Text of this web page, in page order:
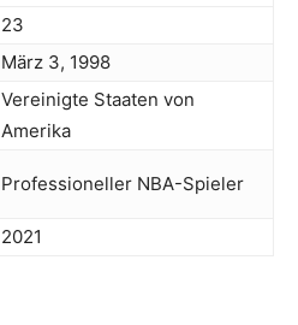
23
März 3, 1998
Vereinigte Staaten von
Amerika
Professioneller NBA-Spieler
2021